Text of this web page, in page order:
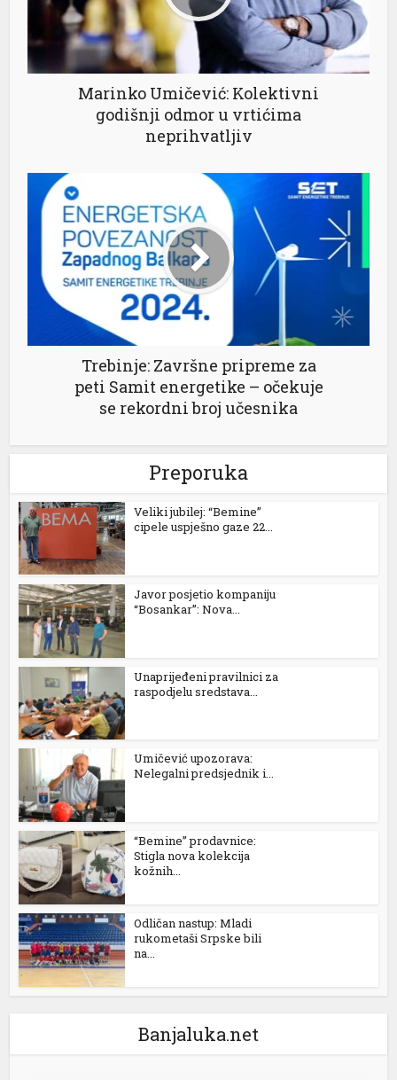
Marinko Umičević: Kolektivni
godišnji odmor u vrtićima
neprihvatljiv
Trebinje: Završne pripreme za
peti Samit energetike – očekuje
se rekordni broj učesnika
Preporuka
Veliki jubilej: “Bemine”
cipele uspješno gaze 22...
Javor posjetio kompaniju
“Bosankar”: Nova...
Unaprijeđeni pravilnici za
raspodjelu sredstava...
Umičević upozorava:
Nelegalni predsjednik i...
“Bemine” prodavnice:
Stigla nova kolekcija
kožnih...
Odličan nastup: Mladi
rukometaši Srpske bili
na...
Banjaluka.net